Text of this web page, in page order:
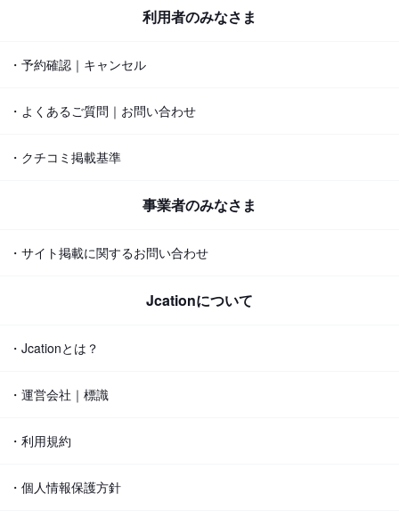
利用者のみなさま
・予約確認｜キャンセル
・よくあるご質問｜お問い合わせ
・クチコミ掲載基準
事業者のみなさま
・サイト掲載に関するお問い合わせ
Jcationについて
・Jcationとは？
・運営会社｜標識
・利用規約
・個人情報保護方針